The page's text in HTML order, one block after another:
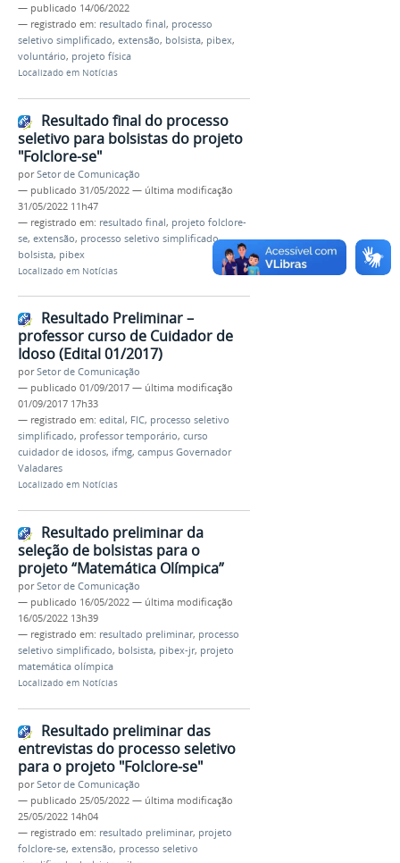
— publicado 14/06/2022
— registrado em: resultado final, processo
seletivo simplificado, extensão, bolsista, pibex,
voluntário, projeto física
Localizado em Notícias
Resultado final do processo
seletivo para bolsistas do projeto
"Folclore-se"
porSetor de Comunicação
— publicado 31/05/2022 — última modificação
31/05/2022 11h47
— registrado em: resultado final, projeto folclore-
se, extensão, processo seletivo simplificado,
bolsista, pibex
Localizado em Notícias
Resultado Preliminar –
professor curso de Cuidador de
Idoso (Edital 01/2017)
porSetor de Comunicação
— publicado 01/09/2017 — última modificação
01/09/2017 17h33
— registrado em: edital, FIC, processo seletivo
simplificado, professor temporário, curso
cuidador de idosos, ifmg, campus Governador
Valadares
Localizado em Notícias
Resultado preliminar da
seleção de bolsistas para o
projeto “Matemática Olímpica”
porSetor de Comunicação
— publicado 16/05/2022 — última modificação
16/05/2022 13h39
— registrado em: resultado preliminar, processo
seletivo simplificado, bolsista, pibex-jr, projeto
matemática olímpica
Localizado em Notícias
Resultado preliminar das
entrevistas do processo seletivo
para o projeto "Folclore-se"
porSetor de Comunicação
— publicado 25/05/2022 — última modificação
25/05/2022 14h04
— registrado em: resultado preliminar, projeto
folclore-se, extensão, processo seletivo